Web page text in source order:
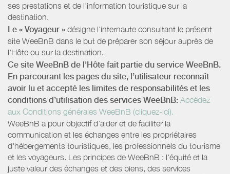
ses prestations et de l'information touristique sur la
destination.
Le « Voyageur » désigne l'internaute consultant le présent
site WeeBnB dans le but de préparer son séjour auprès de
l'Hôte ou sur la destination.
Ce site WeeBnB de l'Hôte fait partie du service WeeBnB.
En parcourant les pages du site, l’utilisateur reconnaît
avoir lu et accepté les limites de responsabilités et les
conditions d’utilisation des services WeeBnB: Accédez
aux Conditions générales WeeBnB (cliquez-ici).
WeeBnB a pour objectif d’aider et de faciliter la
communication et les échanges entre les propriétaires
d'hébergements touristiques, les professionnels du tourisme
et les voyageurs. Les principes de WeeBnB : l'équité et la
juste valeur des échanges et des biens, des services